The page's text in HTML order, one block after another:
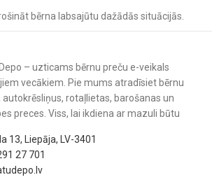
bērna labsajūtu dažādās situācijās.
– uzticams bērnu preču e-veikals
vecākiem. Pie mums atradīsiet bērnu
autokrēsliņus, rotaļlietas, barošanas un
preces. Viss, lai ikdiena ar mazuli būtu
13, Liepāja, LV-3401
27 701